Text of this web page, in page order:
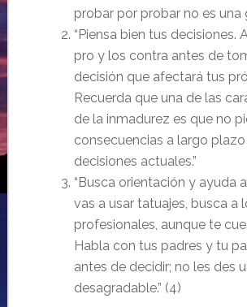
probar por probar no es una
“Piensa bien tus decisiones.
pro y los contra antes de
decisión que afectará tus
Recuerda que una de las
de la inmadurez es que no
consecuencias a largo
decisiones actuales.”
“Busca orientación y ayuda
vas a usar tatuajes, busca a
profesionales, aunque te
Habla con tus padres y tu
antes de decidir; no les des
desagradable.” (4)